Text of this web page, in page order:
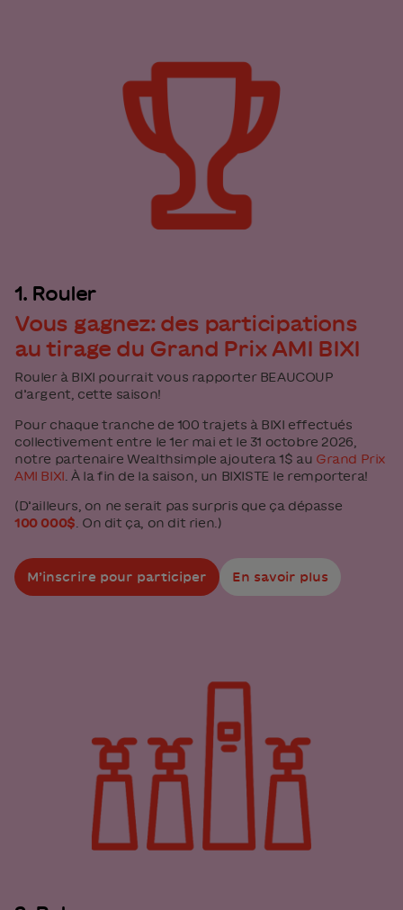
1. Rouler
Vous gagnez: des participations
au tirage du Grand Prix AMI BIXI
Rouler à BIXI pourrait vous rapporter BEAUCOUP
d’argent, cette saison!
Pour chaque tranche de 100 trajets à BIXI effectués
collectivement entre le 1er mai et le 31 octobre 2026,
notre partenaire Wealthsimple ajoutera 1$ au Grand Prix
AMI BIXI . À la fin de la saison, un BIXISTE le remportera!
(D’ailleurs, on ne serait pas surpris que ça dépasse
100 000$ . On dit ça, on dit rien.)
M’inscrire pour participer En savoir plus